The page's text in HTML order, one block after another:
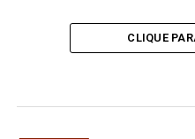
CLIQUE